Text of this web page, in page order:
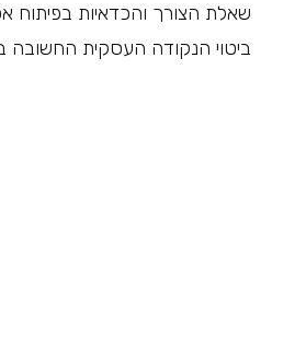
שאלת הצורך והכדאיות בפיתוח
ביטוי הנקודה העסקית